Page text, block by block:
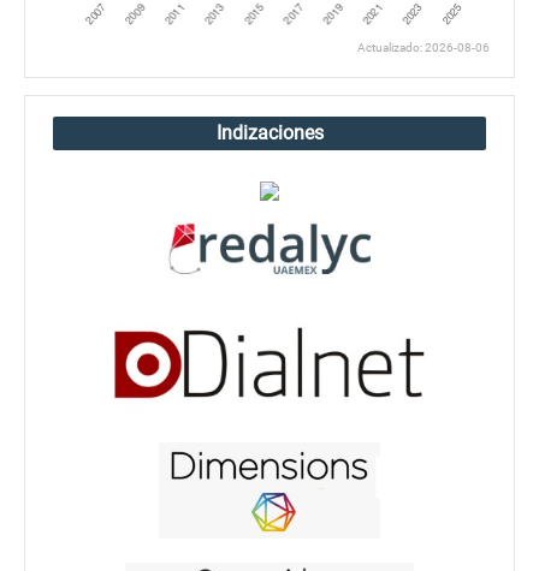
Actualizado: 2026-08-06
Indizaciones